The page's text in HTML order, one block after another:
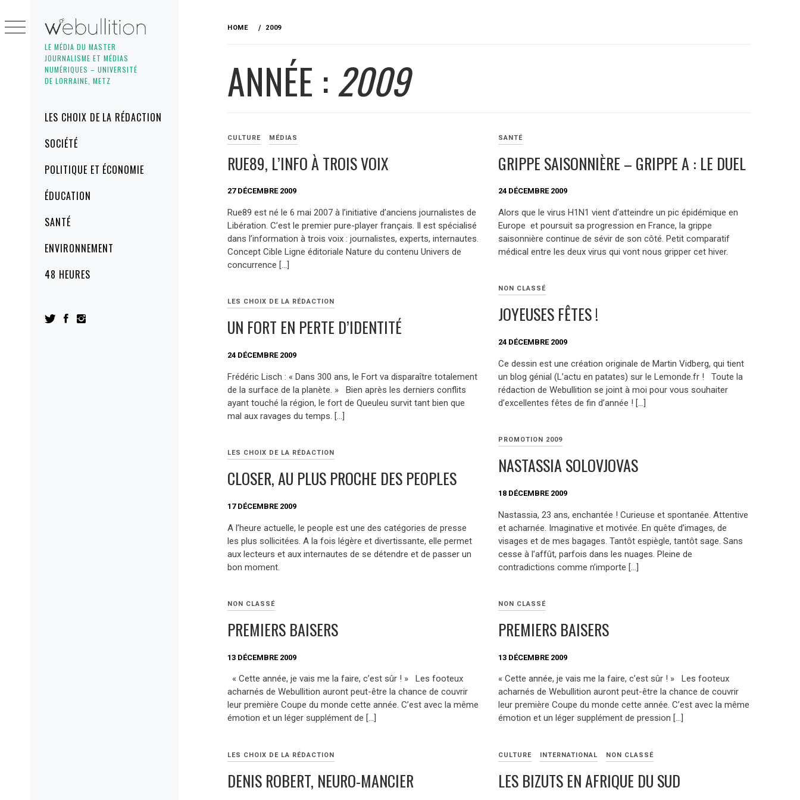
LE MÉDIA DU MASTER
JOURNALISME ET MÉDIAS
NUMÉRIQUES – UNIVERSITÉ
DE LORRAINE, METZ
MenuLES CHOIX DE LA RÉDACTION
SOCIÉTÉ
POLITIQUE ET ÉCONOMIE
ÉDUCATION
SANTÉ
ENVIRONNEMENT
48 HEURES
to
content
HOME 2009
ANNÉE :2009
CULTURE MÉDIAS
RUE89, L’INFO À TROIS VOIX
27 DÉCEMBRE 2009
Rue89 est né le 6 mai 2007 à l’initiative d’anciens journalistes de
Libération. C’est le premier pure-player français. Il est spécialisé
dans l’information à trois voix : journalistes, experts, internautes.
Concept Cible Ligne éditoriale Nature du contenu Univers de
concurrence […]
SANTÉ
GRIPPE SAISONNIÈRE – GRIPPE A : LE DUEL
24 DÉCEMBRE 2009
Alors que le virus H1N1 vient d’atteindre un pic épidémique en
Europe et poursuit sa progression en France, la grippe
saisonnière continue de sévir de son côté. Petit comparatif
médical entre les deux virus qui vont nous gripper cet hiver.
NON CLASSÉ
JOYEUSES FÊTES !
24 DÉCEMBRE 2009
Ce dessin est une création originale de Martin Vidberg, qui tient
un blog génial (L’actu en patates) sur le Lemonde.fr ! Toute la
rédaction de Webullition se joint à moi pour vous souhaiter
d’excellentes fêtes de fin d’année ! […]
LES CHOIX DE LA RÉDACTION
UN FORT EN PERTE D’IDENTITÉ
24 DÉCEMBRE 2009
Frédéric Lisch : « Dans 300 ans, le Fort va disparaître totalement
de la surface de la planète. » Bien après les derniers conflits
ayant touché la région, le fort de Queuleu survit tant bien que
mal aux ravages du temps. […]
PROMOTION 2009
NASTASSIA SOLOVJOVAS
18 DÉCEMBRE 2009
Nastassia, 23 ans, enchantée ! Curieuse et spontanée. Attentive
et acharnée. Imaginative et motivée. En quête d’images, de
visages et de mes bagages. Tantôt espiègle, tantôt sage. Sans
cesse à l’affût, parfois dans les nuages. Pleine de
contradictions comme n’importe […]
LES CHOIX DE LA RÉDACTION
CLOSER, AU PLUS PROCHE DES PEOPLES
17 DÉCEMBRE 2009
A l’heure actuelle, le people est une des catégories de presse
les plus sollicitées. A la fois légère et divertissante, elle permet
aux lecteurs et aux internautes de se détendre et de passer un
bon moment.
NON CLASSÉ
PREMIERS BAISERS
13 DÉCEMBRE 2009
« Cette année, je vais me la faire, c’est sûr ! » Les footeux
acharnés de Webullition auront peut-être la chance de couvrir
leur première Coupe du monde cette année. C’est avec la même
émotion et un léger supplément de pression […]
NON CLASSÉ
PREMIERS BAISERS
13 DÉCEMBRE 2009
« Cette année, je vais me la faire, c’est sûr ! » Les footeux
acharnés de Webullition auront peut-être la chance de couvrir
leur première Coupe du monde cette année. C’est avec la même
émotion et un léger supplément de […]
CULTURE INTERNATIONAL NON CLASSÉ
LES BIZUTS EN AFRIQUE DU SUD
LES CHOIX DE LA RÉDACTION
DENIS ROBERT, NEURO-MANCIER